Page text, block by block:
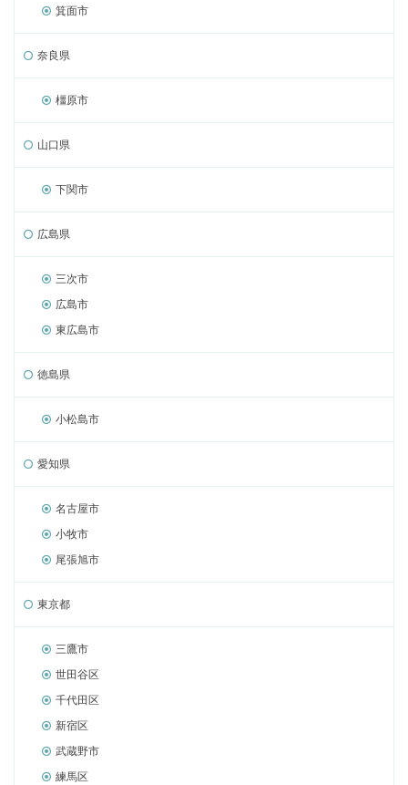
箕面市
奈良県
橿原市
山口県
下関市
広島県
三次市
広島市
東広島市
徳島県
小松島市
愛知県
名古屋市
小牧市
尾張旭市
東京都
三鷹市
世田谷区
千代田区
新宿区
武蔵野市
練馬区